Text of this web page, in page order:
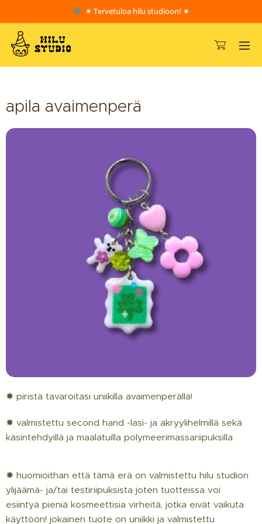
✷ Tervetuloa hilu studioon! ✷
apila avaimenperä
✸ piristä tavaroitasi uniikilla avaimenperällä!
✸ valmistettu second hand -lasi- ja akryylihelmillä sekä
käsintehdyillä ja maalatuilla polymeerimassariipuksilla
✸ huomioithan että tämä erä on valmistettu hilu studion
ylijäämä- ja/tai testiriipuksista joten tuotteissa voi
esiintyä pieniä kosmeettisia virheitä, jotka eivät vaikuta
käyttöön! jokainen tuote on uniikki ja valmistettu